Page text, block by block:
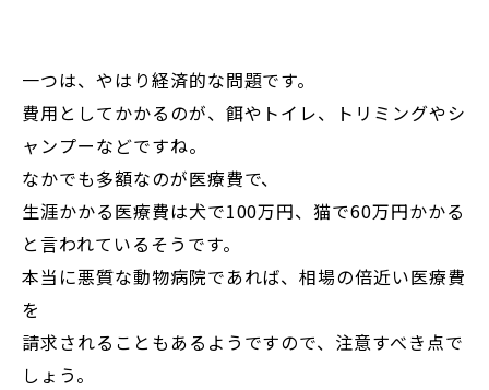
一つは、やはり経済的な問題です。
費用としてかかるのが、餌やトイレ、トリミングやシ
ャンプーなどですね。
なかでも多額なのが医療費で、
生涯かかる医療費は犬で100万円、猫で60万円かかる
と言われているそうです。
本当に悪質な動物病院であれば、相場の倍近い医療費
を
請求されることもあるようですので、注意すべき点で
しょう。